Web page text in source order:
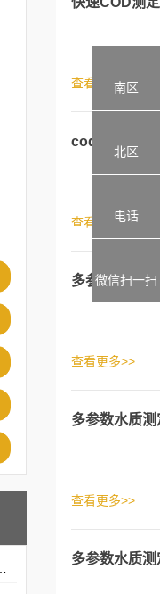
查看更多>>
cod测定仪的
查看更多>>
多参数水质
查看更多>>
多参数水质
查看更多>>
多参数水质
南区
北区
电话
微信扫一扫